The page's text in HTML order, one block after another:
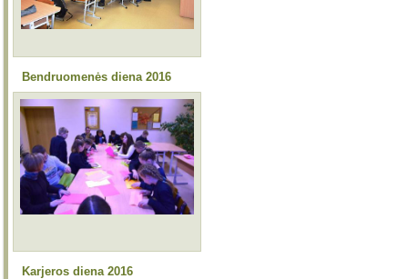
Bendruomenės diena 2016
Karjeros diena 2016